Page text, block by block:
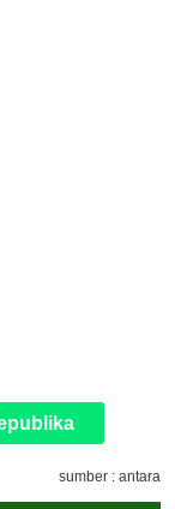
sumber : antara